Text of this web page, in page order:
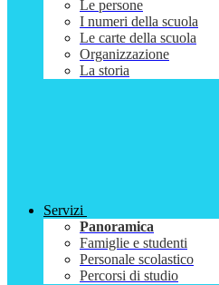
Le persone
I numeri della scuola
Le carte della scuola
Organizzazione
La storia
Servizi
Panoramica
Famiglie e studenti
Personale scolastico
Percorsi di studio